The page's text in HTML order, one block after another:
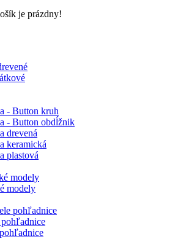
je prázdny!
- Button kruh
- Button obdĺžnik
drevená
keramická
plastová
modely
modely
pohľadnice